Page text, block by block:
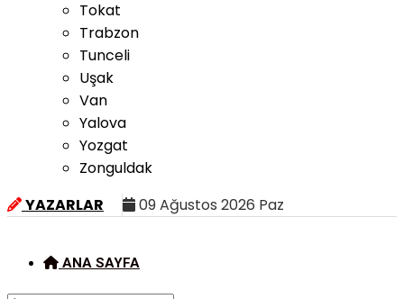
Tokat
Trabzon
Tunceli
Uşak
Van
Yalova
Yozgat
Zonguldak
YAZARLAR
09 Ağustos 2026 Paz
ANA SAYFA